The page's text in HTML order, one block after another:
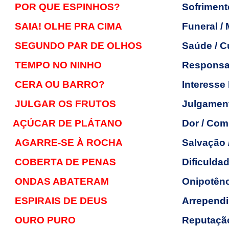
POR QUE ESPINHOS?
SAIA! OLHE PRA CIMA
Funeral /
SEGUNDO PAR DE OLHOS
Saúde /
TEMPO NO NINHO
CERA OU BARRO?
Interesse
JULGAR OS FRUTOS
AÇÚCAR DE PLÁTANO
Dor /
AGARRE-SE À ROCHA
Salvação
COBERTA DE PENAS
ONDAS ABATERAM
ESPIRAIS DE DEUS
OURO PURO